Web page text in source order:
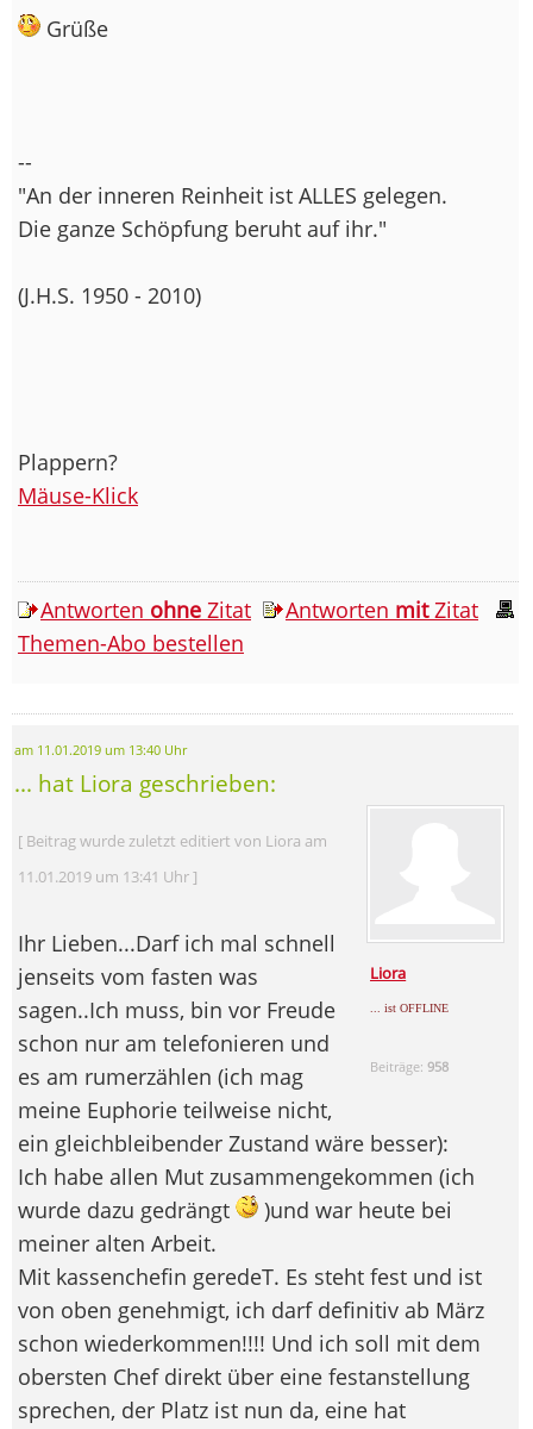
Grüße
--
"An der inneren Reinheit ist ALLES gelegen.
Die ganze Schöpfung beruht auf ihr."
(J.H.S. 1950 - 2010)
Plappern?
Mäuse-Klick
Antworten ohne Zitat Antworten mitZitat
Themen-Abo bestellen
am 11.01.2019 um 13:40 Uhr
... hat Liora geschrieben:
Liora
... ist OFFLINE
Beiträge:958
[ Beitrag wurde zuletzt editiert von Liora am
11.01.2019 um 13:41 Uhr ]
Ihr Lieben...Darf ich mal schnell
jenseits vom fasten was
sagen..Ich muss, bin vor Freude
schon nur am telefonieren und
es am rumerzählen (ich mag
meine Euphorie teilweise nicht,
ein gleichbleibender Zustand wäre besser):
Ich habe allen Mut zusammengekommen (ich
wurde dazu gedrängt
)und war heute bei
meiner alten Arbeit.
Mit kassenchefin geredeT. Es steht fest und ist
von oben genehmigt, ich darf definitiv ab März
schon wiederkommen!!!! Und ich soll mit dem
obersten Chef direkt über eine festanstellung
sprechen, der Platz ist nun da, eine hat